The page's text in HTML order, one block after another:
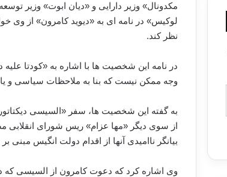
مکدونال» وزیر دارایی و «دیان ابوت» وزیر
لوکیس» در نامه ای به «دیوید کامرون» از وی
نظر کند.
در نامه این شخصیت ها با اشاره به «کودتا
وجه ممکن نیست که بنا به ملاحظات سیاسی و
به گفته این شخصیت ها، سفر «السیسی
از سوی دیگر «مها عزام» ریس شورای انقلابی
بیانگر ناامیدی آنها از اقدام دولت انگیس
وی اشاره کرد که دعوت کامرون از السیسی